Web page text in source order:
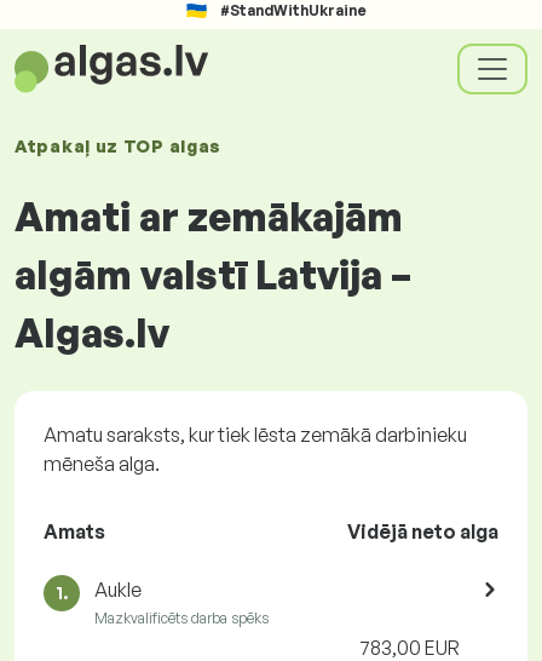
#StandWithUkraine
Atpakaļ uz TOP algas
Amati ar zemākajām
algām valstī Latvija –
Algas.lv
Amatu saraksts, kur tiek lēsta zemākā darbinieku
mēneša alga.
Amats Vidējā neto alga
1. Aukle
Mazkvalificēts darba spēks
783,00 EUR